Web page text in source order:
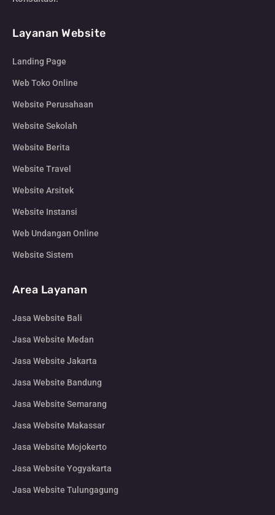
Layanan Website
Landing Page
Web Toko Online
Website Perusahaan
Website Sekolah
Website Berita
Website Travel
Website Arsitek
Website Instansi
Web Undangan Online
Website Sistem
Area Layanan
Jasa Website Bali
Jasa Website Medan
Jasa Website Jakarta
Jasa Website Bandung
Jasa Website Semarang
Jasa Website Makassar
Jasa Website Mojokerto
Jasa Website Yogyakarta
Jasa Website Tulungagung